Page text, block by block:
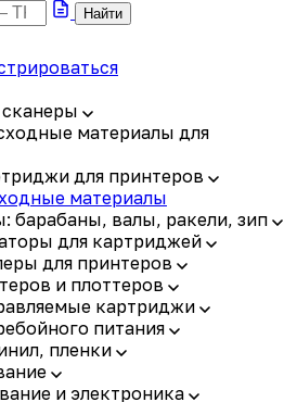
Найти
материалы для
для принтеров
материалы
барабаны, валы, ракели, зип
для картриджей
для принтеров
и плоттеров
картриджи
питания
пленки
и электроника